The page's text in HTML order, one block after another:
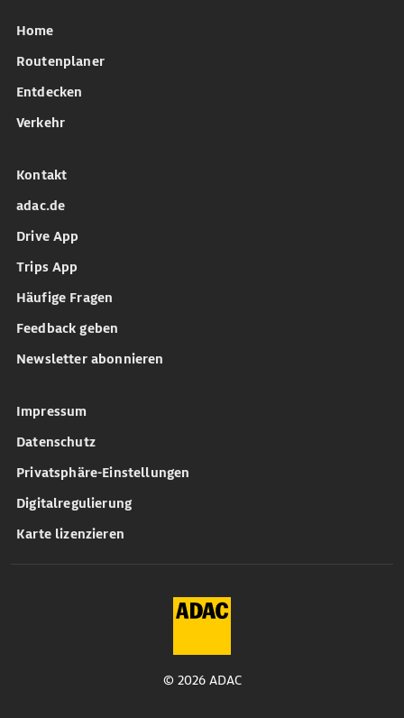
Home
Routenplaner
Entdecken
Verkehr
Kontakt
adac.de
Drive App
Trips App
Häufige Fragen
Feedback geben
Newsletter abonnieren
Impressum
Datenschutz
Privatsphäre-Einstellungen
Digitalregulierung
Karte lizenzieren
© 2026 ADAC